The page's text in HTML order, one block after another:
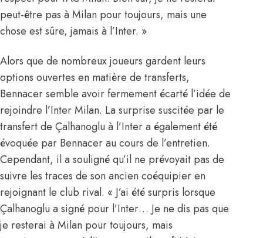
peut-être pas à Milan pour toujours, mais une
chose est sûre, jamais à l’Inter. »
Alors que de nombreux joueurs gardent leurs
options ouvertes en matière de transferts,
Bennacer semble avoir fermement écarté l’idée de
rejoindre l’Inter Milan. La surprise suscitée par le
transfert de Çalhanoglu à l’Inter a également été
évoquée par Bennacer au cours de l’entretien.
Cependant, il a souligné qu’il ne prévoyait pas de
suivre les traces de son ancien coéquipier en
rejoignant le club rival. « J’ai été surpris lorsque
Çalhanoglu a signé pour l’Inter… Je ne dis pas que
je resterai à Milan pour toujours, mais